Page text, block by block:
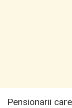
Pensionarii